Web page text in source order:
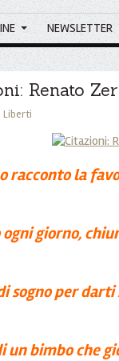
NEWSLETTER
Renato
Liberti
racconto la
giorno,
sogno per darti
un bimbo che